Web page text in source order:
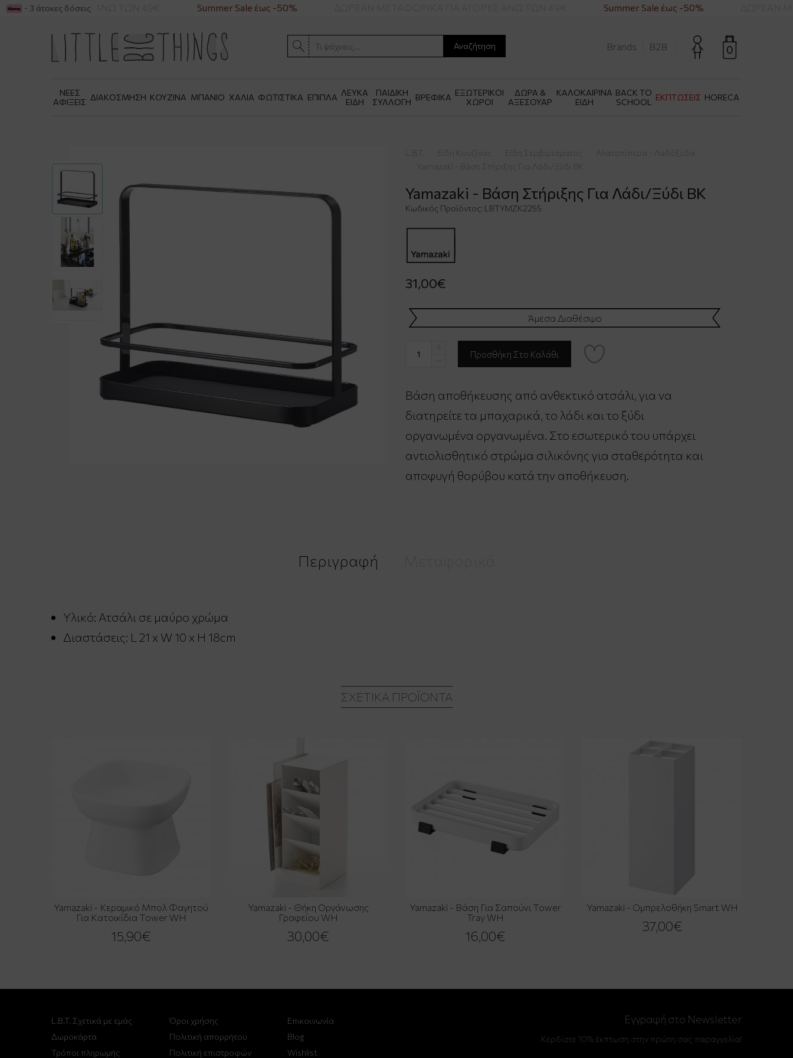
ΓΙΑ ΑΓΟΡΕΣ ΑΝΩ ΤΩΝ 49€ Summer Sale έως -50% ΔΩΡΕΑΝ ΜΕΤΑΦΟΡΙΚΑ ΓΙΑ ΑΓΟΡΕΣ ΑΝΩ ΤΩΝ 49€ Summer Sale έως -50% ΔΩΡΕΑΝ
- 3 άτοκες δόσεις
Αναζήτηση 0
Brands B2B
ΝΕΕΣ
ΑΦΙΞΕΙΣ ΔΙΑΚΟΣΜΗΣΗ ΚΟΥΖΙΝΑ ΜΠΑΝΙΟ ΧΑΛΙΑ ΦΩΤΙΣΤΙΚΑ ΕΠΙΠΛΑ ΛΕΥΚΑ
ΕΙΔΗ
ΠΑΙΔΙΚΗ
ΣΥΛΛΟΓΗ ΒΡΕΦΙΚΑ ΕΞΩΤΕΡΙΚΟΙ
ΧΩΡΟΙ
ΔΩΡΑ &
ΑΞΕΣΟΥΑΡ
ΚΑΛΟΚΑΙΡΙΝΑ
ΕΙΔΗ
BACK TO
SCHOOL
ΕΚΠΤΩΣΕΙΣ HORECA
L.B.T. Είδη Κουζίνας Είδη Σερβιρίσματος
Αλατοπίπερα - Λαδόξυδα
Yamazaki - Βάση Στήριξης Για Λάδι/Ξύδι BK
Yamazaki - Βάση Στήριξης Για Λάδι/Ξύδι BK
Κωδικός Προϊόντος: LBTYMZK2255
31,00€
Άμεσα Διαθέσιμο
Βάση αποθήκευσης από ανθεκτικό ατσάλι, για να
διατηρείτε τα μπαχαρικά, το λάδι και το ξύδι
οργανωμένα οργανωμένα. Στο εσωτερικό του υπάρχει
αντιολισθητικό στρώμα σιλικόνης για σταθερότητα και
αποφυγή θορύβου κατά την αποθήκευση.
Περιγραφή
Υλικό: Ατσάλι σε μαύρο χρώμα
Διαστάσεις: L 21 x W 10 x H 18cm
ΣΧΕΤΙΚΆ ΠΡΟΪΌΝΤΑ
Yamazaki - Κεραμικό Μπολ Φαγητού
Για Κατοικίδια Tower WH
15,90€
Yamazaki - Θήκη Οργάνωσης
Γραφείου WH
30,00€
Yamazaki - Βάση Για Σαπούνι Tower
Tray WH
16,00€
Yamazaki - Ομπρελοθήκη Smart WH
37,00€
L.B.T. Σχετικά με εμάς
Δωροκάρτα
Τρόποι πληρωμής
Όροι χρήσης
Πολιτική απορρήτου
Πολιτική επιστροφών
Επικοινωνία
Blog
Wishlist
Εγγραφή στο Newsletter
Κερδίστε 10% έκπτωση στην πρώτη σας παραγγελία!